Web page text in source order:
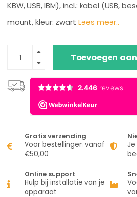
KBW, USB, IBM), incl.: kabel (USB,
mount, kleur: zwart Lees meer..
Toevoegen
Gratis verzending
Voor bestellingen vanaf
€50,00
Online support
Hulp bij installatie van je
apparaat